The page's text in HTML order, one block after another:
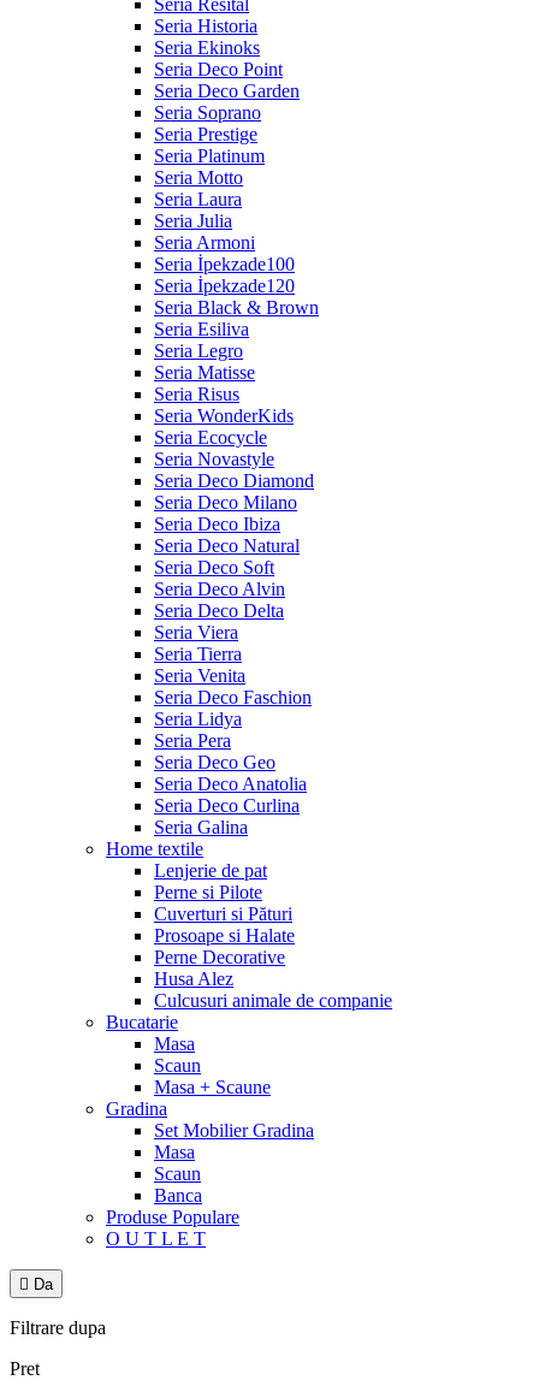
Seria Resital
Seria Historia
Seria Ekinoks
Seria Deco Point
Seria Deco Garden
Seria Soprano
Seria Prestige
Seria Platinum
Seria Motto
Seria Laura
Seria Julia
Seria Armoni
Seria İpekzade100
Seria İpekzade120
Seria Black & Brown
Seria Esiliva
Seria Legro
Seria Matisse
Seria Risus
Seria WonderKids
Seria Ecocycle
Seria Novastyle
Seria Deco Diamond
Seria Deco Milano
Seria Deco Ibiza
Seria Deco Natural
Seria Deco Soft
Seria Deco Alvin
Seria Deco Delta
Seria Viera
Seria Tierra
Seria Venita
Seria Deco Faschion
Seria Lidya
Seria Pera
Seria Deco Geo
Seria Deco Anatolia
Seria Deco Curlina
Seria Galina
Home textile
Lenjerie de pat
Perne si Pilote
Cuverturi si Pături
Prosoape si Halate
Perne Decorative
Husa Alez
Culcusuri animale de companie
Bucatarie
Masa
Scaun
Masa + Scaune
Gradina
Set Mobilier Gradina
Masa
Scaun
Banca
Produse Populare
O U T L E T
 Da
Filtrare dupa
Pret